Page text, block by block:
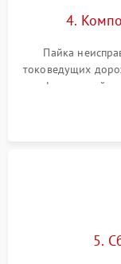
4.
Пайка
токоведущих
инфракрасной
BIOS или
5.